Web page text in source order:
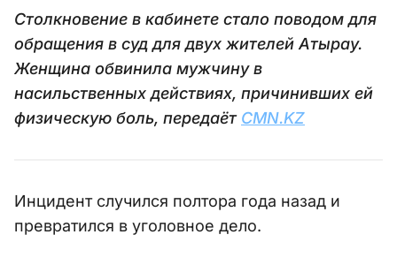
Столкновение в кабинете стало поводом для
обращения в суд для двух жителей Атырау.
Женщина обвинила мужчину в
насильственных действиях, причинивших ей
физическую боль, передаёт CMN.KZ
Инцидент случился полтора года назад и
превратился в уголовное дело.